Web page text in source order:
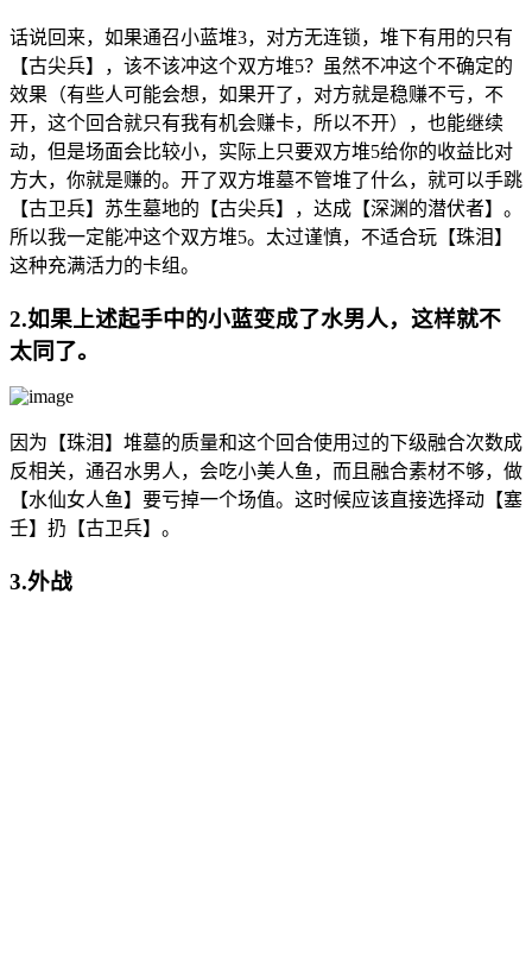
话说回来，如果通召小蓝堆3，对方无连锁，堆下有用的只有
【古尖兵】，该不该冲这个双方堆5？虽然不冲这个不确定的
效果（有些人可能会想，如果开了，对方就是稳赚不亏，不
开，这个回合就只有我有机会赚卡，所以不开），也能继续
动，但是场面会比较小，实际上只要双方堆5给你的收益比对
方大，你就是赚的。开了双方堆墓不管堆了什么，就可以手跳
【古卫兵】苏生墓地的【古尖兵】，达成【深渊的潜伏者】。
所以我一定能冲这个双方堆5。太过谨慎，不适合玩【珠泪】
这种充满活力的卡组。
2.如果上述起手中的小蓝变成了水男人，这样就不
太同了。
因为【珠泪】堆墓的质量和这个回合使用过的下级融合次数成
反相关，通召水男人，会吃小美人鱼，而且融合素材不够，做
【水仙女人鱼】要亏掉一个场值。这时候应该直接选择动【塞
壬】扔【古卫兵】。
3.外战